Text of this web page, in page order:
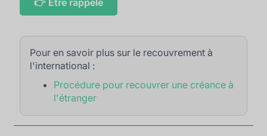
👉 Être rappelé
Pour en savoir plus sur le recouvrement à
l'international :
Procédure pour recouvrer une créance à
l'étranger